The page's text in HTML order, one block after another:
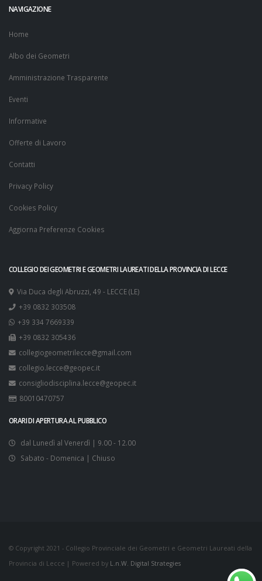
NAVIGAZIONE
Home
Albo dei Geometri
Amministrazione Trasparente
Eventi
Informative
Offerte di Lavoro
Contatti
Privacy Policy
Cookies Policy
Aggiorna Preferenze Cookies
COLLEGIO DEI GEOMETRI E GEOMETRI LAUREATI DELLA PROVINCIA DI LECCE
Via Duca degli Abruzzi, 49 - LECCE (LE)
+39 0832 303508
+39 334 7669339
+39 0832 305436
collegiogeometrilecce@gmail.com
collegio.lecce@geopec.it
consigliodisciplina.lecce@geopec.it
80010470757
ORARI DI APERTURA AL PUBBLICO
dal Lunedì al Venerdì | 9.00 - 12.00
Sabato - Domenica | Chiuso
© Copyright 2021 - Collegio Provinciale dei Geometri e Geometri Laureati della
Provincia di Lecce | Powered by L.n.W. Digital Strategies